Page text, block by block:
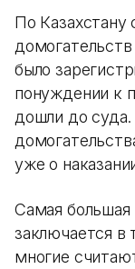
По Казахстану
было
понуждении к
дошли до суда.
уже о
Самая большая
заключается в
многие